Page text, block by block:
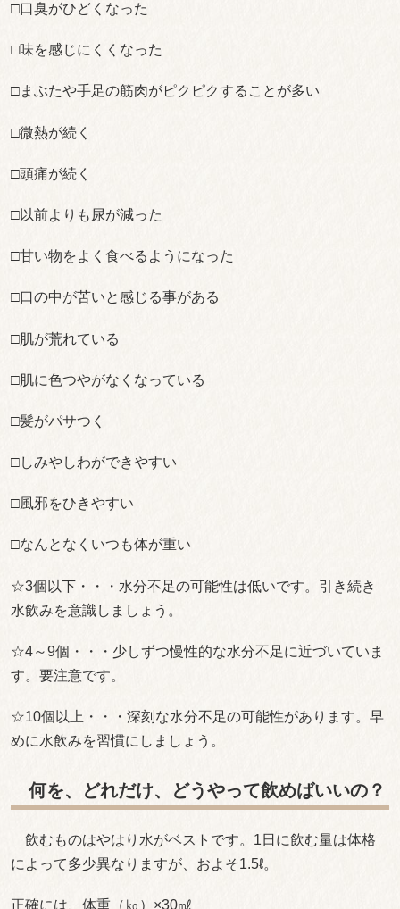
□口臭がひどくなった
□味を感じにくくなった
□まぶたや手足の筋肉がピクピクすることが多い
□微熱が続く
□頭痛が続く
□以前よりも尿が減った
□甘い物をよく食べるようになった
□口の中が苦いと感じる事がある
□肌が荒れている
□肌に色つやがなくなっている
□髪がパサつく
□しみやしわができやすい
□風邪をひきやすい
□なんとなくいつも体が重い
☆3個以下・・・水分不足の可能性は低いです。引き続き
水飲みを意識しましょう。
☆4～9個・・・少しずつ慢性的な水分不足に近づいていま
す。要注意です。
☆10個以上・・・深刻な水分不足の可能性があります。早
めに水飲みを習慣にしましょう。
何を、どれだけ、どうやって飲めばいいの？
飲むものはやはり水がベストです。1日に飲む量は体格
によって多少異なりますが、およそ1.5ℓ。
正確には、体重（㎏）×30㎖